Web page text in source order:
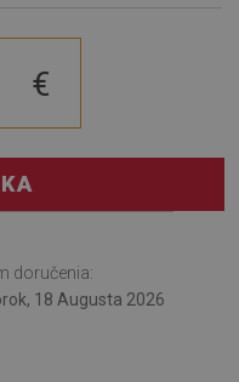
€
doručenia:
18 Augusta 2026